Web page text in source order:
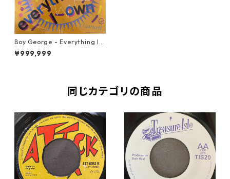
Boy George - Everything I
Own【7-20781】
¥999,999
同じカテゴリの商品